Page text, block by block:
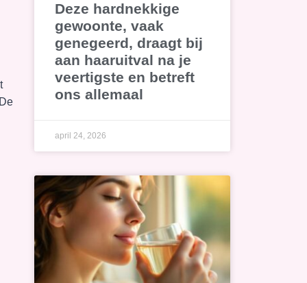
Deze hardnekkige
gewoonte, vaak
genegeerd, draagt bij
aan haaruitval na je
veertigste en betreft
ons allemaal
april 24, 2026